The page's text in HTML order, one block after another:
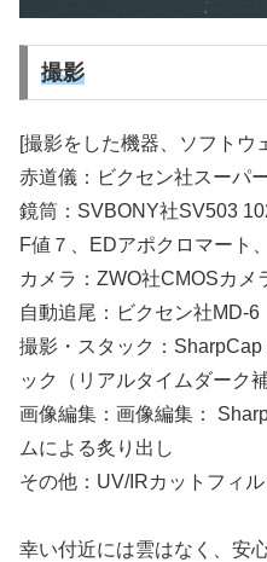
撮影
[撮影をした機器、ソフトウ
赤道儀：ビクセン社スーパ
鏡筒：SVBONY社SV503
F値７、EDアポクロマート
カメラ：ZWO社CMOSカメ
自動追尾：ビクセン社MD-6
撮影・スタック：
ック（リアルタイムダーク
画像編集：画像編集：
ムによる炙り出し
その他：UV/IRカットフィル
幸い付近には雲はなく、安